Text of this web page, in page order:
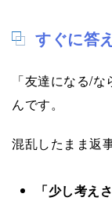
すぐに答
「友達になる/な
んです。
混乱したまま返
「少し考え